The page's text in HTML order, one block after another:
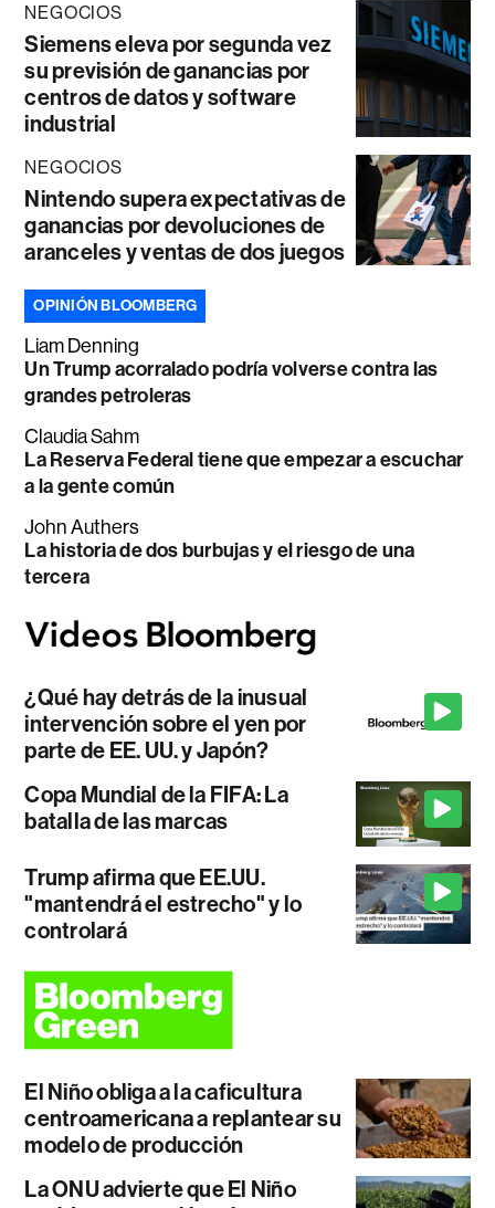
NEGOCIOS
Siemens eleva por segunda vez
su previsión de ganancias por
centros de datos y software
industrial
NEGOCIOS
Nintendo supera expectativas de
ganancias por devoluciones de
aranceles y ventas de dos juegos
OPINIÓN BLOOMBERG
Liam Denning
Un Trump acorralado podría volverse contra las
grandes petroleras
Claudia Sahm
La Reserva Federal tiene que empezar a escuchar
a la gente común
John Authers
La historia de dos burbujas y el riesgo de una
tercera
¿Qué hay detrás de la inusual
intervención sobre el yen por
parte de EE. UU. y Japón?
Copa Mundial de la FIFA: La
batalla de las marcas
Trump afirma que EE.UU.
"mantendrá el estrecho" y lo
controlará
El Niño obliga a la caficultura
centroamericana a replantear su
modelo de producción
La ONU advierte que El Niño